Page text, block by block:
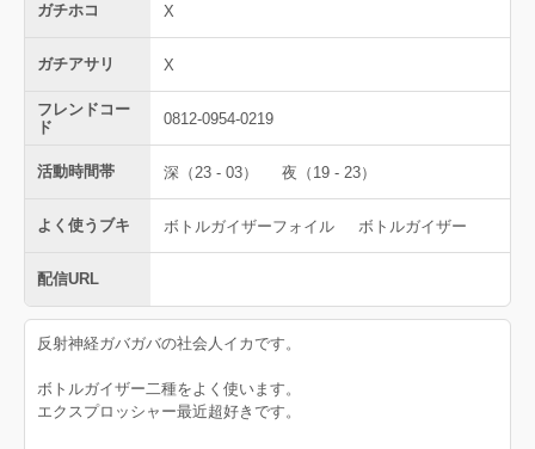
ガチホコ X
ガチアサリ X
フレンドコー
ド
0812-0954-0219
活動時間帯 深（23 - 03） 夜（19 - 23）
よく使うブキ ボトルガイザーフォイル ボトルガイザー
配信URL
反射神経ガバガバの社会人イカです。
ボトルガイザー二種をよく使います。
エクスプロッシャー最近超好きです。